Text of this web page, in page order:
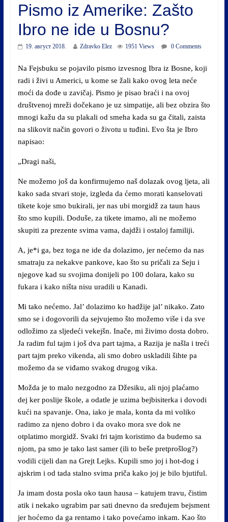
Pismo iz Amerike: Zašto
Ibro ne ide u Bosnu?
19. август 2018. Zdravko Elez 1951 Views 0 Comments
Na Fejsbuku se pojavilo pismo izvesnog Ibra iz Bosne, koji
radi i živi u Americi, u kome se žali kako ovog leta neće
moći da dođe u zavičaj. Pismo je pisao braći i na ovoj
društvenoj mreži dočekano je uz simpatije, ali bez obzira što
mnogi kažu da su plakali od smeha kada su ga čitali, zaista
na slikovit način govori o životu u tuđini. Evo šta je Ibro
napisao:
„Dragi naši,
Ne možemo još da konfirmujemo naš dolazak ovog ljeta, ali
kako sada stvari stoje, izgleda da ćemo morati kanselovati
tikete koje smo bukirali, jer nas ubi morgidž za taun haus
što smo kupili. Doduše, za tikete imamo, ali ne možemo
skupiti za prezente svima vama, dajdži i ostaloj familiji.
A, je*i ga, bez toga ne ide da dolazimo, jer nećemo da nas
smatraju za nekakve pankove, kao što su pričali za Seju i
njegove kad su svojima donijeli po 100 dolara, kako su
fukara i kako ništa nisu uradili u Kanadi.
Mi tako nećemo. Jal’ dolazimo ko hadžije jal’ nikako. Zato
smo se i dogovorili da sejvujemo što možemo više i da sve
odložimo za sljedeći vekejšn. Inače, mi živimo dosta dobro.
Ja radim ful tajm i još dva part tajma, a Razija je našla i treći
part tajm preko vikenda, ali smo dobro uskladili šihte pa
možemo da se viđamo svakog drugog vika.
Možda je to malo nezgodno za Džesiku, ali njoj plaćamo
dej ker poslije škole, a odatle je uzima bejbisiterka i dovodi
kući na spavanje. Ona, iako je mala, konta da mi voliko
radimo za njeno dobro i da ovako mora sve dok ne
otplatimo morgidž. Svaki fri tajm koristimo da budemo sa
njom, pa smo je tako last samer (ili to beše pretprošlog?)
vodili cijeli dan na Grejt Lejks. Kupili smo joj i hot-dog i
ajskrim i od tada stalno svima priča kako joj je bilo bjutiful.
Ja imam dosta posla oko taun hausa – katujem travu, čistim
atik i nekako ugrabim par sati dnevno da sređujem bejsment
jer hoćemo da ga rentamo i tako povećamo inkam. Kao što